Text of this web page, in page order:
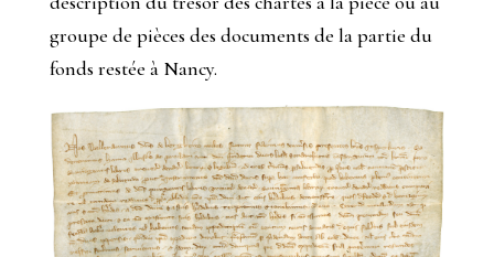
groupe de pièces des documents de la partie du
fonds restée à Nancy.